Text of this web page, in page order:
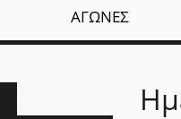
ΑΓΏΝΕΣ